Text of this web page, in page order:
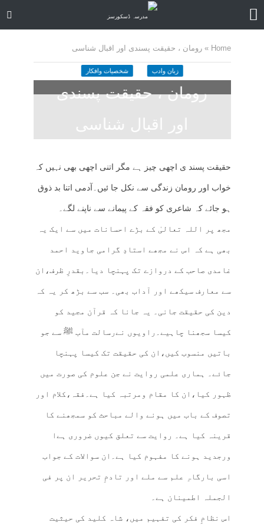
Home
»رومان ، حقیقت پسندی اور اقبال شناسی
زبان وادب شخصیات وافکار
رومان ، حقیقت پسندی
اور اقبال شناسی
حقیقت پسند ی اچھی چیز ہے مگر اتنی اچھی بھی نہیں کہ
خواب اور رومان زندگی سے نکل جا ئیں۔آدمی اتنا بد ذوق
ہو جائے کہ شاعری کو فقہ کے پیمانے سے ناپنے لگے۔
مجھ پر اللہ تعالیٰ کے بڑے احسانات میں سے ایک یہ
بھی ہے کہ اس نے مجھے استادِ گرامی جاوید احمد
غامدی صاحب کے دروازے تک پہنچا دیا۔بقدرِ ظرف،ان
سے معارف سیکھے اور آداب بھی۔ سب سے بڑھ کر یہ کہ
دین کی حقیقت جانی۔ یہ جانا کہ قرآن مجید کو
کیسا سجھنا چاہیے۔راویوں نےرسالت مآب ﷺ سے جو
باتیں منسوب کیں،ان کی حقیقت تک کیسا پہنچا
جائے۔ ہماری علمی روایت نے جن علوم کی صورت میں
ظہور کیا،ان کا مقام ومرتبہ کیا ہے۔فقہ،کلام اور
تصوف کے باب میں ہونے والے مباحث کو سمجھنے کا
قرینہ کیا ہے۔ روایت سے تعلق کیوں ضروری ہےا
ورجدید ہونے کا مفہوم کیا ہے۔ان سوالات کے جواب
اسی بارگاہِ علم سے ملے اور تادمِ تحریر ان پر فی
الجملہ اطمینان ہے۔
اس نظامِ فکر کی تفہیم میں، شاہ کلید کی حیثیت